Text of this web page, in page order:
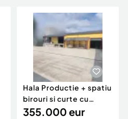
Hala Productie + spatiu
birouri si curte cu
acces TIR - Danc
355.000 eur